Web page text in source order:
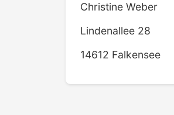
Christine Weber
Lindenallee 28
14612 Falkensee